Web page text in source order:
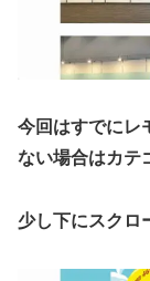
今回はすでにレ
ない場合はカテ
少し下にスクロ